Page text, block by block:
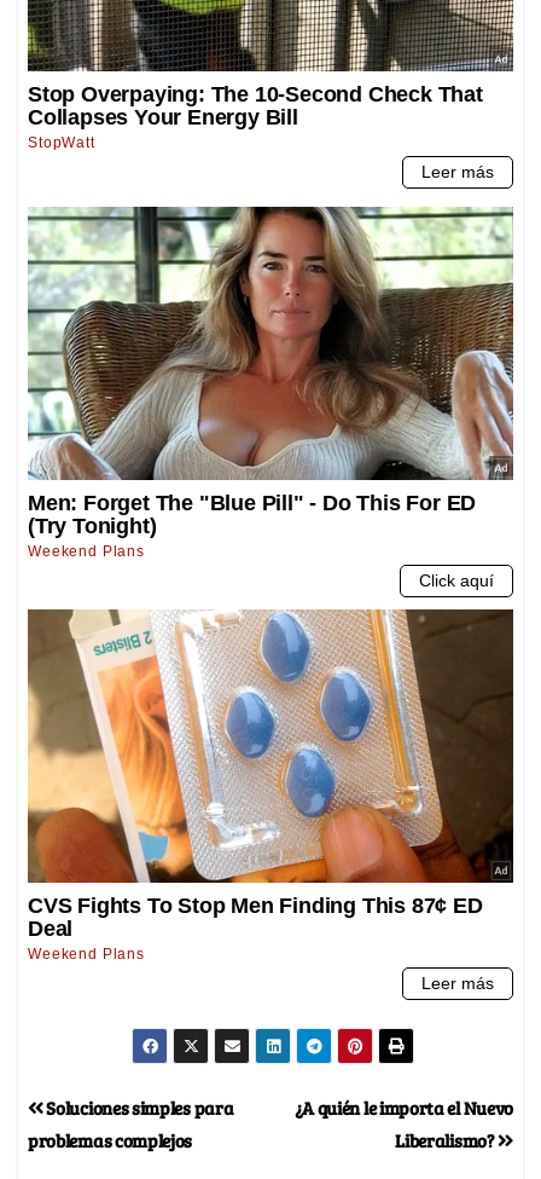
¿A quién le importa el Nuevo
Liberalismo?
Soluciones simples para
problemas complejos